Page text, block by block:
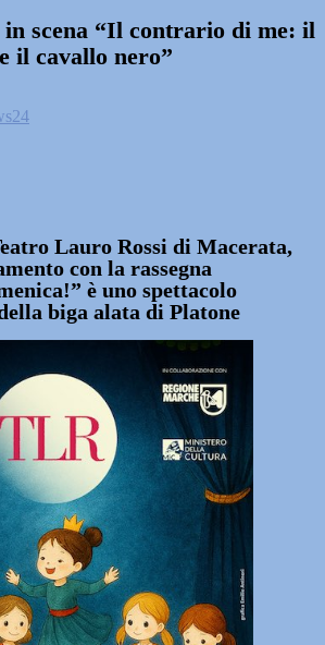
scena “Il contrario di me: il
il cavallo nero”
Lauro Rossi di Macerata,
con la rassegna
è uno spettacolo
biga alata di Platone